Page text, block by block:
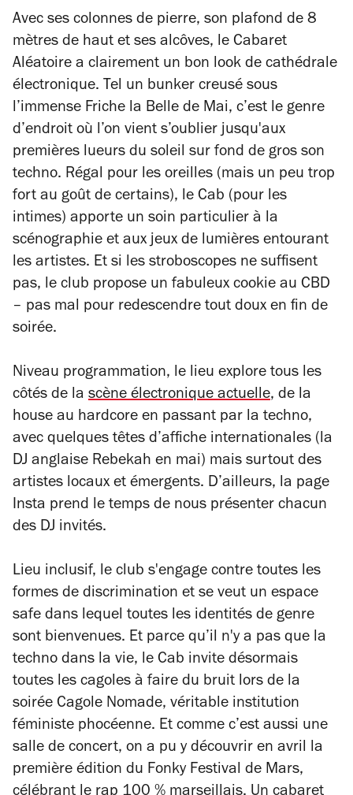
Avec ses colonnes de pierre, son plafond de 8
mètres de haut et ses alcôves, le Cabaret
Aléatoire a clairement un bon look de cathédrale
électronique. Tel un bunker creusé sous
l’immense Friche la Belle de Mai, c’est le genre
d’endroit où l’on vient s’oublier jusqu'aux
premières lueurs du soleil sur fond de gros son
techno. Régal pour les oreilles (mais un peu trop
fort au goût de certains), le Cab (pour les
intimes) apporte un soin particulier à la
scénographie et aux jeux de lumières entourant
les artistes. Et si les stroboscopes ne suffisent
pas, le club propose un fabuleux cookie au CBD
– pas mal pour redescendre tout doux en fin de
soirée.
Niveau programmation, le lieu explore tous les
côtés de la scène électronique actuelle, de la
house au hardcore en passant par la techno,
avec quelques têtes d’affiche internationales (la
DJ anglaise Rebekah en mai) mais surtout des
artistes locaux et émergents. D’ailleurs, la page
Insta prend le temps de nous présenter chacun
des DJ invités.
Lieu inclusif, le club s'engage contre toutes les
formes de discrimination et se veut un espace
safe dans lequel toutes les identités de genre
sont bienvenues. Et parce qu’il n'y a pas que la
techno dans la vie, le Cab invite désormais
toutes les cagoles à faire du bruit lors de la
soirée Cagole Nomade, véritable institution
féministe phocéenne. Et comme c’est aussi une
salle de concert, on a pu y découvrir en avril la
première édition du Fonky Festival de Mars,